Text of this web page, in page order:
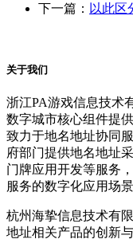
下一篇： 以此区
关于我们
浙江PA游戏信息技术
数字城市核心组件提
致力于地名地址协同
府部门提供地名地址
门牌应用开发等服务
服务的数字化应用场景
杭州海挚信息技术有
地址相关产品的创新与